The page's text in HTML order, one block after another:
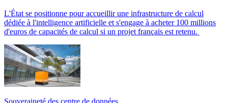
L'État se positionne pour accueillir une infrastructure de calcul
dédiée à l'intelligence artificielle et s'engage à acheter 100 millions
d'euros de capacités de calcul si un projet français est retenu.